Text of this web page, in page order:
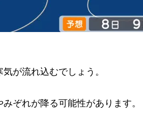
が流れ込むでしょう。
ぞれが降る可能性があります。